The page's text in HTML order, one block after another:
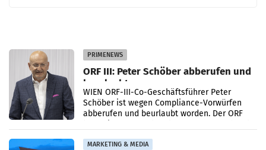
PRIMENEWS
ORF III: Peter Schöber abberufen und
beurlaubt
WIEN ORF-III-Co-Geschäftsführer Peter
Schöber ist wegen Compliance-Vorwürfen
abberufen und beurlaubt worden. Der ORF
MARKETING & MEDIA